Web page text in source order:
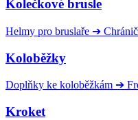
Kolečkové brusle
Helmy pro bruslaře ➔
Koloběžky
Doplňky ke koloběžkám ➔
Kroket